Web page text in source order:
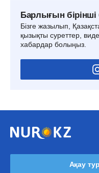
Барлығын
Бізге жазылып,
қызықты суреттер,
хабардар болыңыз.
Ақау